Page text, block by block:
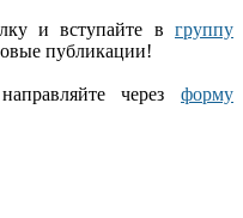
и вступайте в группу
публикации!
через форму